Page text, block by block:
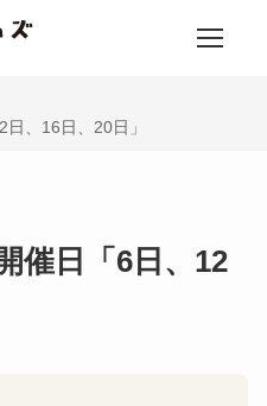
、16日、20日」
催日「6日、12